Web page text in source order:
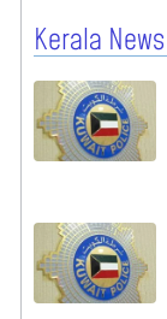
Kerala News